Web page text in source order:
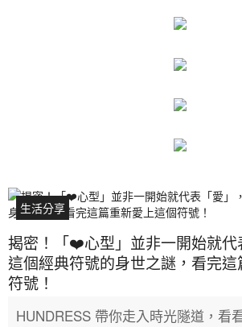
生活分享
揭密！「❤️心型」並非一開始就代
這個經典符號的身世之謎，看完
符號！
HUNDRESS 帶你走入時光隧道，看